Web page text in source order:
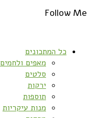
Follow Me
כל המתכונים
מאפים ולחמים
סלטים
ירקות
תוספות
מנות עיקריות